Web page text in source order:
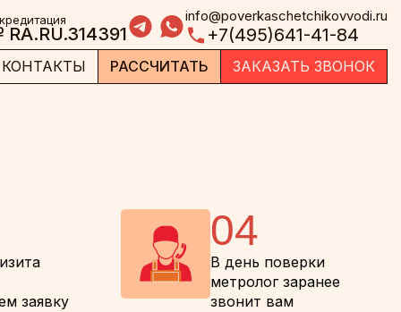
info@poverkaschetchikovvodi.ru
+7(495)641-41-84
КОНТАКТЫ РАССЧИТАТЬ ЗАКАЗАТЬ ЗВОНОК
заявку
04
В день поверки
метролог заранее
звонит вам